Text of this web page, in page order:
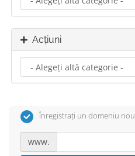
Acțiuni
Înregistrați un domeniu nou
www.